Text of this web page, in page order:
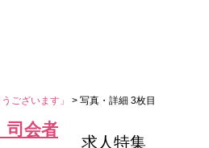
ございます」 > 写真・詳細 3枚目
会者
求人特集